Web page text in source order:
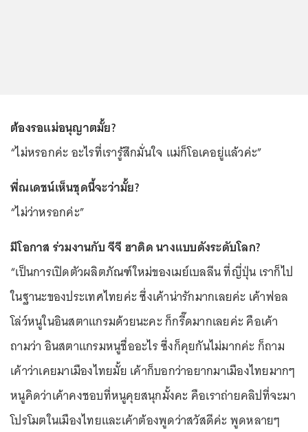
ต้องรอแม่อนุญาตมั้ย?
“ไม่หรอกค่ะ อะไรที่เรารู้สึกมั่นใจ แม่ก็โอเคอยู่แล้วค่ะ”
พี่ณเดชน์เห็นชุดนี้จะว่ามั้ย?
“ไม่ว่าหรอกค่ะ”
มีโอกาส ร่วมงานกับ จีจี ฮาดิด นางแบบดังระดับโลก?
“เป็นการเปิดตัวผลิตภัณฑ์ใหม่ของเมย์เบลลีน ที่ญี่ปุ่น เราก็ไป
ในฐานะของประเทศไทยค่ะ ซึ่งเค้าน่ารักมากเลยค่ะ เค้าฟอล
โล่ว์หนูในอินสตาแกรมด้วยนะคะ ก็กรี๊ดมากเลยค่ะ คือเค้า
ถามว่า อินสตาแกรมหนูชื่ออะไร ซึ่งก็คุยกันไม่มากค่ะ ก็ถาม
เค้าว่าเคยมาเมืองไทยมั้ย เค้าก็บอกว่าอยากมาเมืองไทยมากๆ
หนูคิดว่าเค้าคงชอบที่หนูคุยสนุกมั้งคะ คือเราถ่ายคลิปที่จะมา
โปรโมตในเมืองไทยและเค้าต้องพูดว่าสวัสดีค่ะ พูดหลายๆ